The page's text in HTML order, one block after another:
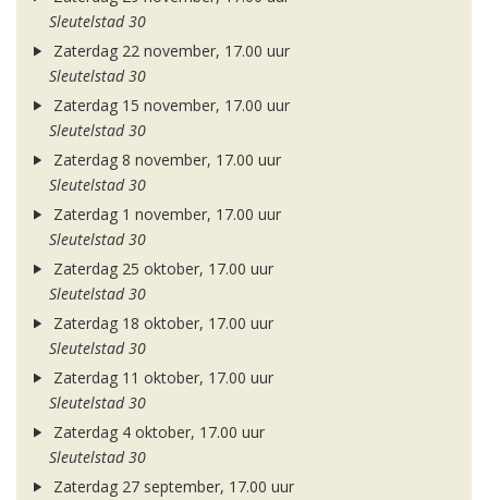
Sleutelstad 30
Zaterdag 22 november, 17.00 uur
Sleutelstad 30
Zaterdag 15 november, 17.00 uur
Sleutelstad 30
Zaterdag 8 november, 17.00 uur
Sleutelstad 30
Zaterdag 1 november, 17.00 uur
Sleutelstad 30
Zaterdag 25 oktober, 17.00 uur
Sleutelstad 30
Zaterdag 18 oktober, 17.00 uur
Sleutelstad 30
Zaterdag 11 oktober, 17.00 uur
Sleutelstad 30
Zaterdag 4 oktober, 17.00 uur
Sleutelstad 30
Zaterdag 27 september, 17.00 uur